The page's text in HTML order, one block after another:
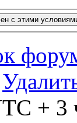
+ 3